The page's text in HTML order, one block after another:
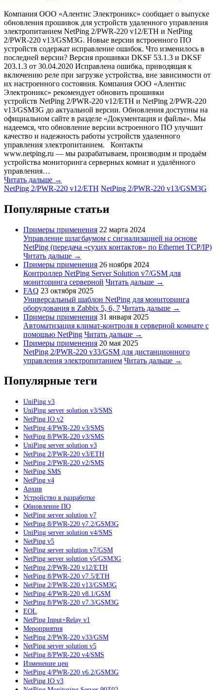
Компания ООО «Алентис Электроникс» сообщает о выпуске
обновления прошивок для устройств удаленного управления
электропитанием NetPing 2/PWR-220 v12/ETH и NetPing
2/PWR-220 v13/GSM3G. Новые версии встроенного ПО
устройств содержат исправление ошибок. Что изменилось в
последней версии? Версия прошивки DKSF 53.1.3 и DKSF
203.1.3 от 30.04.2020 Исправлена ошибка, приводящая к
включению реле при загрузке устройства, вне зависимости от
их настроенного состояния. Компания ООО «Алентис
Электроникс» рекомендует обновить прошивки
устройств NetPing 2/PWR-220 v12/ETH и NetPing 2/PWR-220
v13/GSM3G до актуальной версии. Обновления доступны на
официальном сайте в разделе «Документация и файлы». Мы
надеемся, что обновление версии встроенного ПО улучшит
качество и надежность работы устройств удаленного
управления электропитанием. Контакты
www.netping.ru — мы разрабатываем, производим и продаём
устройства мониторинга серверных комнат и удалённого
управления…
Читать дальше →
NetPing 2/PWR-220 v12/ETH NetPing 2/PWR-220 v13/GSM3G
Популярные статьи
Примеры применения 22 марта 2024
Управление шлагбаумом с сигнализацией на основе
NetPing (передача «сухих контактов» по Ethernet TCP/IP)
Читать дальше →
Примеры применения 26 ноября 2024
Контроллер NetPing Server Solution v7/GSM для
мониторинга серверной Читать дальше →
FAQ 23 октября 2025
Универсальный шаблон NetPing для мониторинга
оборудования в Zabbix 5, 6, 7 Читать дальше →
Примеры применения 31 января 2025
Автоматизация климат-контроля в серверной комнате с
помощью NetPing Читать дальше →
Примеры применения 20 мая 2025
NetPing 2/PWR-220 v33/GSM для дистанционного
управления электропитанием Читать дальше →
Популярные теги
UniPing v3
UniPing server solution v3/SMS
NetPing IO v2
NetPing 4/PWR-220 v3/SMS
NetPing 8/PWR-220 v3/SMS
UniPing server solution v3
NetPing 2/PWR-220 v3/ETH
NetPing 2/PWR-220 v2/SMS
NetPing SMS
NetPing v4
Архив
Устройство в разработке
Обновление ПО
NetPing server solution v7
NetPing 8/PWR-220 v7.2/GSM3G
UniPing server solution v4/SMS
NetPing v5
NetPing server solution v7/GSM
NetPing server solution v5/GSM3G
NetPing 2/PWR-220 v12/ETH
NetPing 8/PWR-220 v7.5/ETH
NetPing 2/PWR-220 v13/GSM3G
NetPing 4/PWR-220 v8.1/GSM
NetPing 8/PWR-220 v7.3/GSM3G
EOL
NetPing Input+Relay v1
Мероприятия
NetPing 2/PWR-220 v33/GSM
NetPing server solution v5
NetPing 8/PWR-220 v4/SMS
Изменение цен
NetPing 4/PWR-220 v6.2/GSM3G
NetPing IO v3